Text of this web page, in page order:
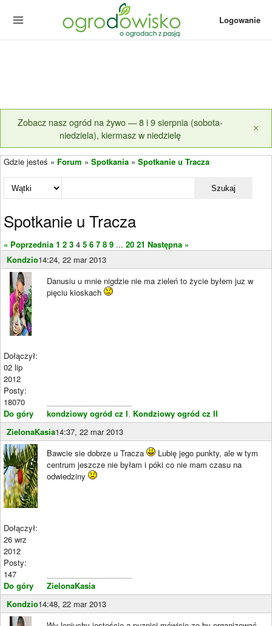
Logowanie
Zobacz nasz ogród na żywo — 8 i 9 sierpnia (sobota-
niedziela), kiermasz w niedzielę
×
Gdzie jesteś » Forum » Spotkania » Spotkanie u Tracza
Szukaj
Spotkanie u Tracza
« Poprzednia 1 2 3 4 5 6 7 8 9 ... 20 21 Następna »
Kondzio14:24, 22 mar 2013
Dołączył:
02 lip
2012
Posty:
18070
Do góry
Danusiu u mnie nigdzie nie ma zieleń to życie byłem juz w
pięciu kioskach
kondziowy ogród cz I, Kondziowy ogród cz II
ZielonaKasia14:37, 22 mar 2013
Dołączył:
26 wrz
2012
Posty:
147
Do góry
Bawcie sie dobrze u Tracza
Lubię jego punkty, ale w tym
centrum jeszcze nie byłam i póki co nie mam czasu na
odwiedziny
ZielonaKasia
Kondzio14:48, 22 mar 2013